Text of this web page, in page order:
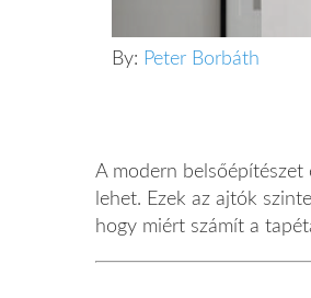
By: Peter Borbáth
A modern belsőépítészet
lehet. Ezek az ajtók
hogy miért számít a